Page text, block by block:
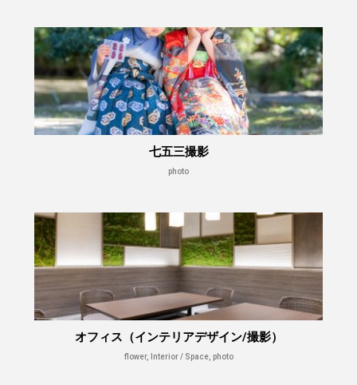
七五三撮影
photo
オフィス（インテリアデザイン/撮影）
flower, Interior / Space, photo